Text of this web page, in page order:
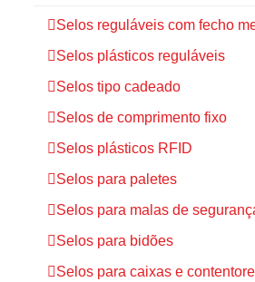
Selos reguláveis com fecho
Selos plásticos reguláveis
Selos tipo cadeado
Selos de comprimento fixo
Selos plásticos RFID
Selos para paletes
Selos para malas de
Selos para bidões
Selos para caixas e